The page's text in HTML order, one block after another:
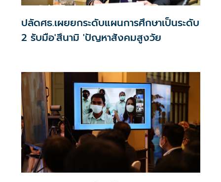
ปลัดศธ.เผยยกระดับแผนการศึกษาเป็นระดับ
2 รับมือ'สึนามิ 'ปัญหาสังคมสูงวัย